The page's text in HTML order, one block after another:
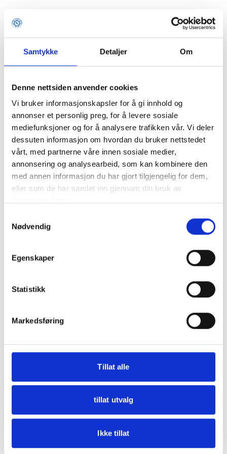
Samtykke Detaljer Om
Denne nettsiden anvender cookies
Vi bruker informasjonskapsler for å gi innhold og
annonser et personlig preg, for å levere sosiale
mediefunksjoner og for å analysere trafikken vår. Vi deler
dessuten informasjon om hvordan du bruker nettstedet
vårt, med partnerne våre innen sosiale medier,
annonsering og analysearbeid, som kan kombinere den
med annen informasjon du har gjort tilgjengelig for dem,
eller som de har samlet inn gjennom din bruk av
Nødvendig
Egenskaper
Statistikk
Markedsføring
Tillat alle
tillat utvalg
Ikke tillat
Application error: a client-side exception has occurred (see the